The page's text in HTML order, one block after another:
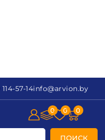
114-57-14info@arvion.by
ПОИСК
0 0 0